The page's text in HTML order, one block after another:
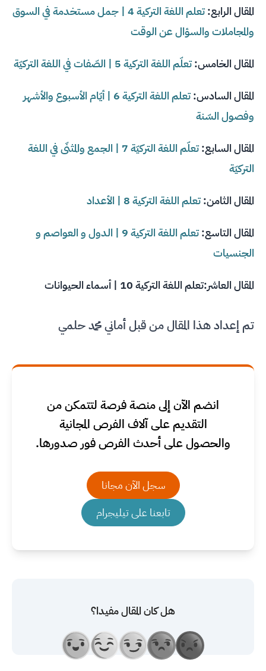
المقال الرابع:
تعلم اللغة التركية 4 | جمل مستخدمة في السوق
والمجاملات والسؤال عن الوقت
المقال الخامس:تعلّم اللغة التركية 5 | الصّفات في اللغة التركيّة
المقال السادس:
تعلم اللغة التركية 6 | أيّام الأسبوع والأشهر
وفصول السّنة
المقال السابع:
تعلّم اللغة التركيّة 7 | الجمع والمثنّى في اللغة
التركيّة
المقال الثامن:تعلم اللغة التركية 8 | الأعداد
المقال التاسع:
تعلم اللغة التركية 9 | الدول و العواصم و
الجنسيات
المقال العاشر:تعلم اللغة التركية 10 | أسماء الحيوانات
تم إعداد هذا المقال من قبل أماني محمد حلمي
انضم الآن إلى منصة فرصة لتتمكن من
التقديم على آلاف الفرص المجانية
والحصول على أحدث الفرص فور صدورها.
سجل الآن مجانا
تابعنا على تيليجرام
هل كان المقال مفيدا؟